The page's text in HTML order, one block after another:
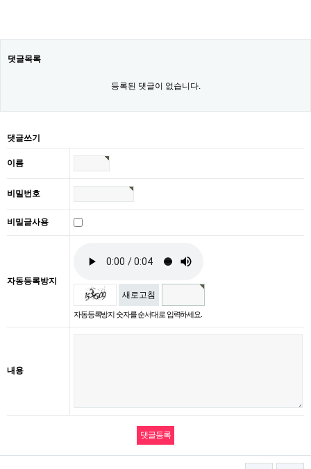
댓글목록
등록된 댓글이 없습니다.
댓글쓰기
이름
비밀번호
비밀글사용
자동등록방지
새로고침
자동등록방지 숫자를 순서대로 입력하세요.
내용